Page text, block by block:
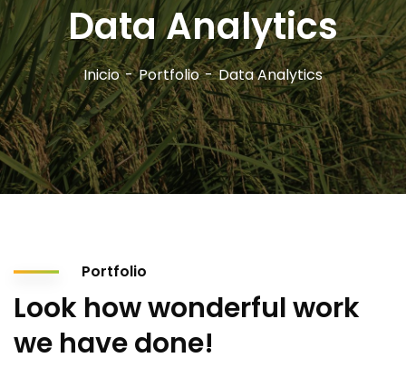
Data Analytics
Inicio Portfolio Data Analytics
Portfolio
Look how wonderful work
we have done!